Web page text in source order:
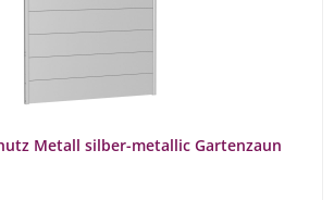
Metall silber-metallic Gartenzaun